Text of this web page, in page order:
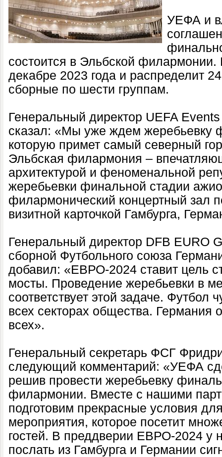
УЕФА и
состоится в Эльбской
декабре 2023 года и распределит
сборные по шести группам.
Генеральный директор UEFA
сказал: «Мы уже ждем жеребьевку
которую примет самый северный
Эльбская филармония –
архитектурой и феноменальной
жеребьевки финальной стадии
филармонический концертный зал
визитной карточкой Гамбурга,
Генеральный директор DFB EURO
сборной Футбольного союза
добавил: «ЕВРО-2024 ставит цель
мосты. Проведение жеребьевки в
соответствует этой задаче. Футбол
всех секторах общества. Германия
всех».
Генеральный секретарь ФСГ
следующий комментарий: «УЕФА
решив провести жеребьевку
филармонии. Вместе с нашими
подготовим прекрасные условия
мероприятия, которое посетит
гостей. В преддверии ЕВРО-2024 у
послать из Гамбурга и Германии